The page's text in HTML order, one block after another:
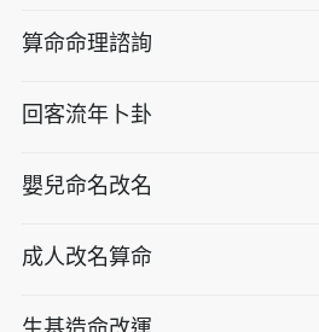
算命命理諮詢
回客流年卜卦
嬰兒命名改名
成人改名算命